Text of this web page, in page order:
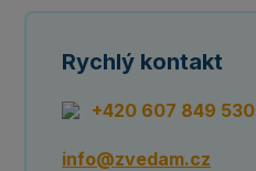
Rychlý kontakt
+420 607 849 530
info@zvedam.cz